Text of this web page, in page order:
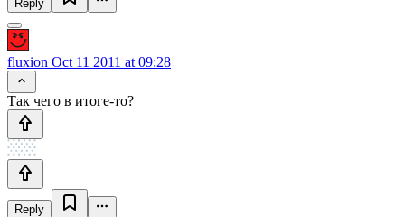
Reply
fluxion Oct 11 2011 at 09:28
Так чего в итоге-то?
Reply